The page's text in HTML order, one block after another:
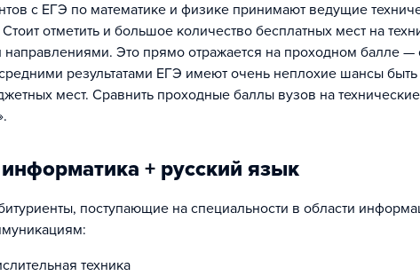
с ЕГЭ по математике и физике принимают ведущие
отметить и большое количество бесплатных мест на
Это прямо отражается на проходном балле —
результатами ЕГЭ имеют очень неплохие шансы
мест. Сравнить проходные баллы вузов на
+ русский язык
поступающие на специальности в области
техника